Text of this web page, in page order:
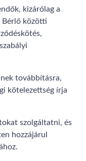
kizárólag a
Bérlő közötti
továbbításra,
kötelezettség írja
szolgáltatni, és
hozzájárul